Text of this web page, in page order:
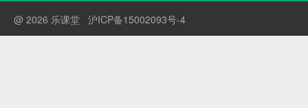
@ 2026 乐课堂
沪ICP备15002093号-4